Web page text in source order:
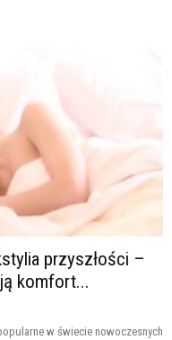
przyszłości –
komfort...
w świecie nowoczesnych